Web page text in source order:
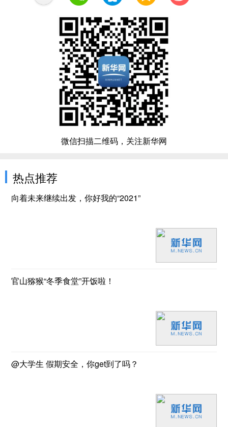
微信扫描二维码，关注新华网
热点推荐
向着未来继续出发，你好我的“2021”
官山猕猴“冬季食堂”开饭啦！
@大学生 假期安全，你get到了吗？